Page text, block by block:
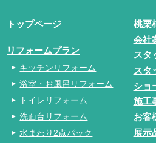
トップページ
リフォームプラン
キッチンリフォーム
浴室・お風呂リフォーム
トイレリフォーム
洗面台リフォーム
水まわり2点パック
桃栗
会社
スタ
スタ
ショ
施工
お客
展示